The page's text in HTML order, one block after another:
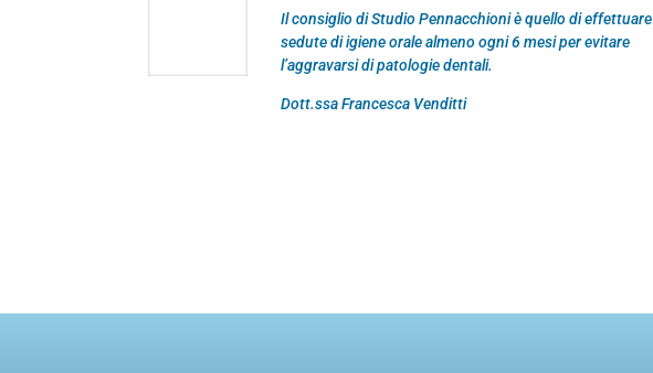
Il consiglio di Studio Pennacchioni è quello di effettuare
sedute di igiene orale almeno ogni 6 mesi per evitare
l’aggravarsi di patologie dentali.
Dott.ssa Francesca Venditti